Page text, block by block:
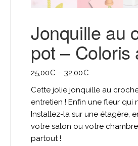
Jonquille au
pot – Coloris
25,00€ – 32,00€
Cette jolie jonquille au
entretien ! Enfin une fleur qui
Installez-la sur une étagère,
votre salon ou votre
partout !